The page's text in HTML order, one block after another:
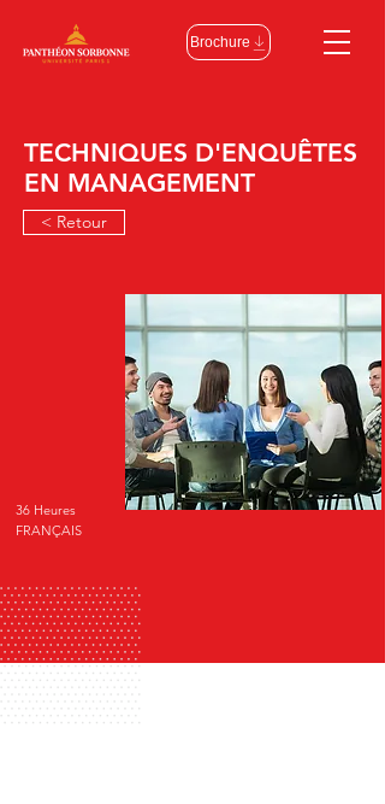
Brochure
TECHNIQUES D'ENQUÊTES
EN MANAGEMENT
< Retour
36 Heures
FRANÇAIS